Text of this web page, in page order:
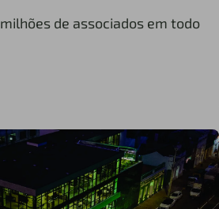
de associados em todo